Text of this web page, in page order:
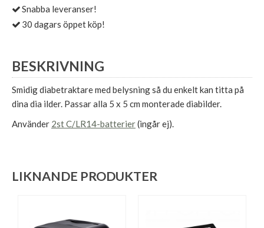
Snabba leveranser!
30 dagars öppet köp!
BESKRIVNING
Smidig diabetraktare med belysning så du enkelt kan titta på
dina dia ilder. Passar alla 5 x 5 cm monterade diabilder.
Använder 2st C/LR14-batterier(ingår ej).
LIKNANDE PRODUKTER